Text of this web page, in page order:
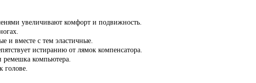
увеличивают комфорт и подвижность.
и вместе с тем эластичные.
истиранию от лямок компенсатора.
компьютера.